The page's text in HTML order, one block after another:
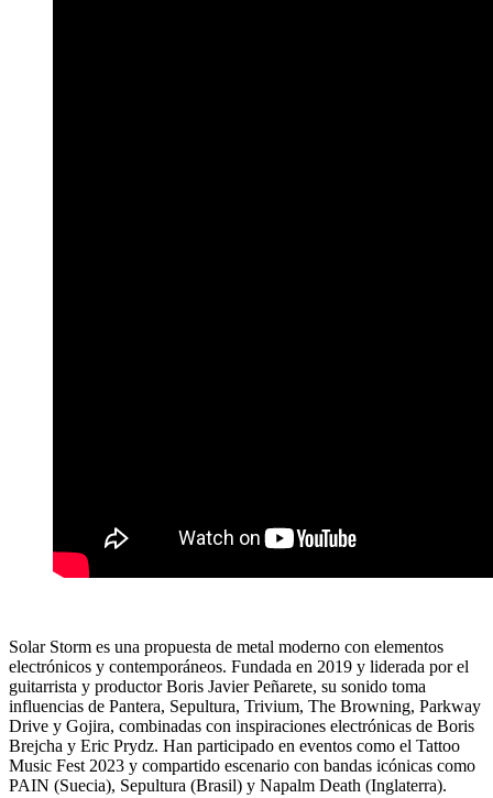
Solar Storm es una propuesta de metal moderno con elementos
electrónicos y contemporáneos. Fundada en 2019 y liderada por el
guitarrista y productor Boris Javier Peñarete, su sonido toma
influencias de Pantera, Sepultura, Trivium, The Browning, Parkway
Drive y Gojira, combinadas con inspiraciones electrónicas de Boris
Brejcha y Eric Prydz. Han participado en eventos como el Tattoo
Music Fest 2023 y compartido escenario con bandas icónicas como
PAIN (Suecia), Sepultura (Brasil) y Napalm Death (Inglaterra).